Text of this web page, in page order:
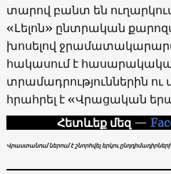
տարով բանտ են
«Լելոն» ընտրական
խոսելով
հակասում է
տրամադրություններին ու
հրահրել է «Վրացական
Հետևեք մեզ —
Վրաստանում ներում է շնորհվել երկու ընդդիմադիրների